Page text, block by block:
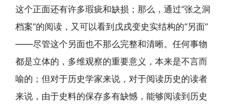
这个正面还有许多瑕疵和缺损；那么，通过“张之洞
档案”的阅读，又可以看到戊戌变史实结构的“另面”
——尽管这个另面也不那么完整和清晰。任何事物
都是立体的，多维观察的重要意义，本来是不言而
喻的；但对于历史学家来说，对于阅读历史的读者
来说，由于史料的保存多有缺憾，能够阅读到历史